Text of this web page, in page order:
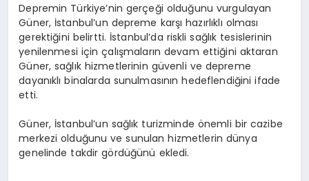
Depremin Türkiye’nin gerçeği olduğunu vurgulayan
Güner, İstanbul’un depreme karşı hazırlıklı olması
gerektiğini belirtti. İstanbul’da riskli sağlık tesislerinin
yenilenmesi için çalışmaların devam ettiğini aktaran
Güner, sağlık hizmetlerinin güvenli ve depreme
dayanıklı binalarda sunulmasının hedeflendiğini ifade
etti.
Güner, İstanbul’un sağlık turizminde önemli bir cazibe
merkezi olduğunu ve sunulan hizmetlerin dünya
genelinde takdir gördüğünü ekledi.